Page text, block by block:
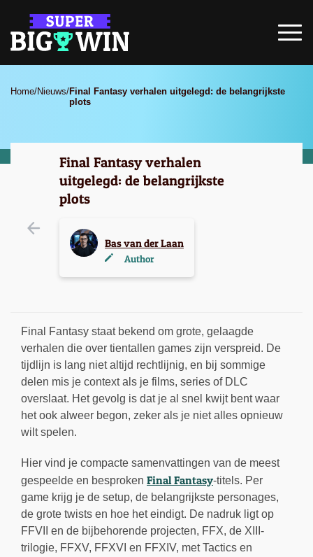
Home/Nieuws/Final Fantasy verhalen uitgelegd: de belangrijkste
plots
Final Fantasy verhalen
uitgelegd: de belangrijkste
plots
Bas van der Laan
Author
Final Fantasy staat bekend om grote, gelaagde
verhalen die over tientallen games zijn verspreid. De
tijdlijn is lang niet altijd rechtlijnig, en bij sommige
delen mis je context als je films, series of DLC
overslaat. Het gevolg is dat je al snel kwijt bent waar
het ook alweer begon, zeker als je niet alles opnieuw
wilt spelen.
Hier vind je compacte samenvattingen van de meest
gespeelde en besproken Final Fantasy-titels. Per
game krijg je de setup, de belangrijkste personages,
de grote twists en hoe het eindigt. De nadruk ligt op
FFVII en de bijbehorende projecten, FFX, de XIII-
trilogie, FFXV, FFXVI en FFXIV, met Tactics en